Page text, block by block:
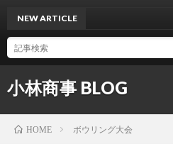
小林商事 BLOG
NEW ARTICLE
HOME ボウリング大会